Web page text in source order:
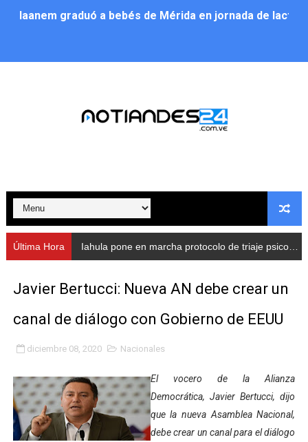
Iaanem graduó a bebés de Mérida en jornada de
Alcalde Nelson Álvarez llevó jornada recreativa a la
Nevado Gas optimiza servicio residencial en la
Balance semestral impulsa inclusión y atención a
Plan Vacacional Comunitario “Ríe 2026” recorre las
Alcaldía del Municipio Libertador realizó una jornada
Fundacite Mérida dicta taller gratuito de electrónica
INN-Mérida celebró el Lacto grado para promover el
Impulsan plan estratégico de seguridad ciudadana
Mérida impulsa desarrollo económico con taller de
Última Hora Iahula pone en marcha protocolo de triaje psicosocial para atender a rescatistas
Javier Bertucci: Nueva AN debe crear un
canal de diálogo con Gobierno de EEUU
diciembre 08, 2020 Nacionales
El vocero de la Alianza
Democrática, Javier Bertucci, dijo
que la nueva Asamblea Nacional,
debe crear un canal para el diálogo